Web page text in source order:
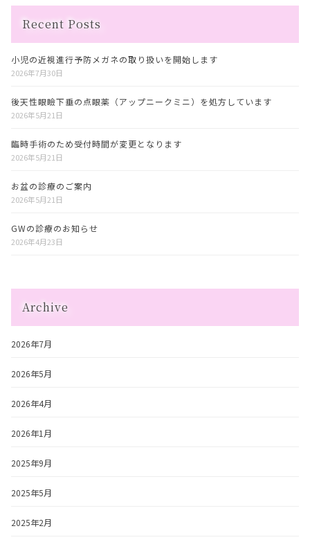
Recent Posts
小児の近視進行予防メガネの取り扱いを開始します
2026年7月30日
後天性眼瞼下垂の点眼薬（アップニークミニ）を処方しています
2026年5月21日
臨時手術のため受付時間が変更となります
2026年5月21日
お盆の診療のご案内
2026年5月21日
GWの診療のお知らせ
2026年4月23日
Archive
2026年7月
2026年5月
2026年4月
2026年1月
2025年9月
2025年5月
2025年2月